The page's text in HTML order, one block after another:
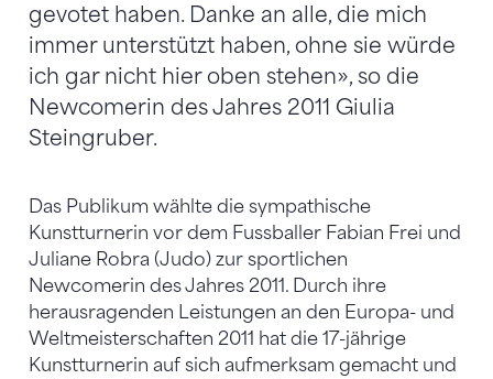
gevotet haben. Danke an alle, die mich
immer unterstützt haben, ohne sie würde
ich gar nicht hier oben stehen», so die
Newcomerin des Jahres 2011 Giulia
Steingruber.
Das Publikum wählte die sympathische
Kunstturnerin vor dem Fussballer Fabian Frei und
Juliane Robra (Judo) zur sportlichen
Newcomerin des Jahres 2011. Durch ihre
herausragenden Leistungen an den Europa- und
Weltmeisterschaften 2011 hat die 17-jährige
Kunstturnerin auf sich aufmerksam gemacht und